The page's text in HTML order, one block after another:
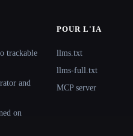
trackable
and
on
POUR L'IA
llms.txt
llms-full.txt
MCP server